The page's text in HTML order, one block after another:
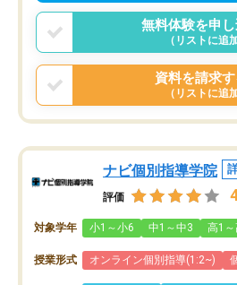
無料体験を申
（リストに追
資料を請求
（リストに追
ナビ個別指導学院
評価
対象学年 小1～小6 中1～中3 高1～
授業形式 オンライン個別指導(1:2~)